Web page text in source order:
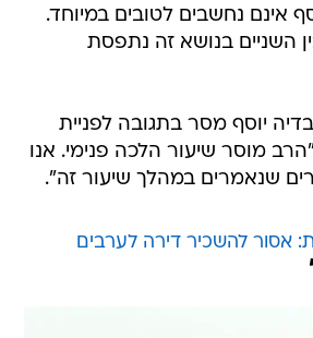
אינם נחשבים לטובים במיוחד.
השניים בנושא זה נתפסת
יוסף מסר בתגובה לפניית
מוסר שיעור הלכה פנימי. אנו
שנאמרים במהלך שיעור זה".
אסור להשכיר דירה לערבים